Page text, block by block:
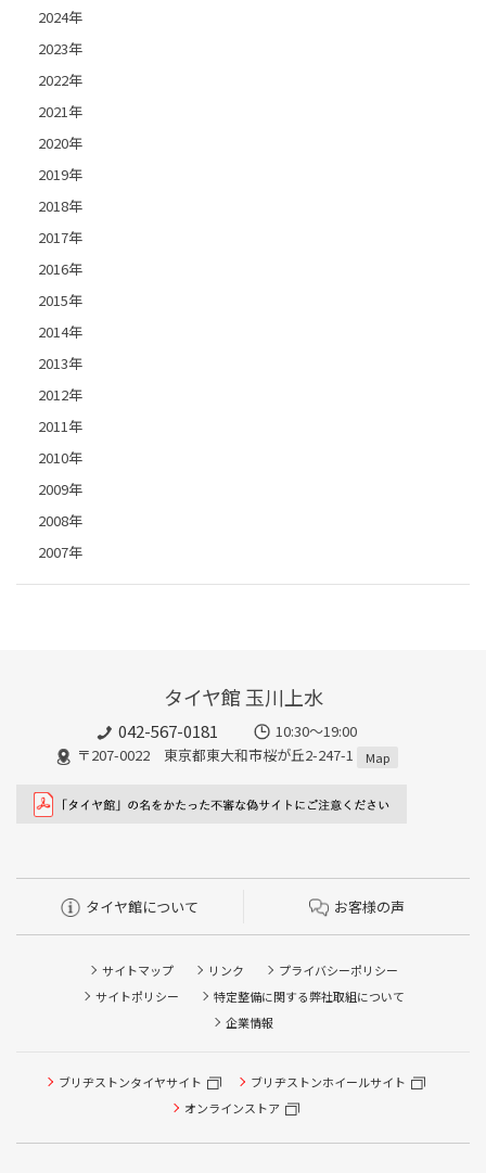
2024年
2023年
2022年
2021年
2020年
2019年
2018年
2017年
2016年
2015年
2014年
2013年
2012年
2011年
2010年
2009年
2008年
2007年
タイヤ館 玉川上水
042-567-0181
10:30～19:00
〒207-0022 東京都東大和市桜が丘2-247-1
Map
タイヤ館について お客様の声
サイトマップ リンク
プライバシーポリシー
サイトポリシー
特定整備に関する弊社取組について
企業情報
ブリヂストンタイヤサイト
ブリヂストンホイールサイト
オンラインストア
タイヤ点検・安全点検/タイヤ履き替え/オイル交換/その他
ピット作業の予約